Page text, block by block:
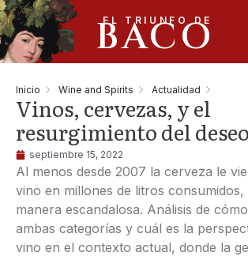
EL TRIUNFO DE
BACO
Inicio Wine and Spirits Actualidad
Vinos, cervezas, y el
resurgimiento del deseo
septiembre 15, 2022
Al menos desde 2007 la cerveza le
vino en millones de litros consumidos,
manera escandalosa. Análisis de
ambas categorías y cuál es la
vino en el contexto actual, donde la